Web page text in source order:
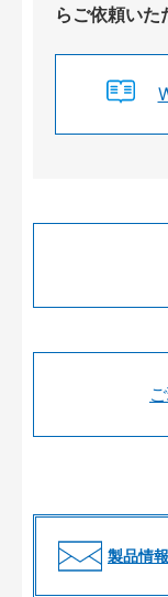
らご依頼いた
製品情